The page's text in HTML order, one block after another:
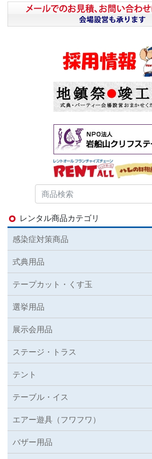
レンタル商品カテゴリ
感染症対策商品
式典用品
テープカット・くす玉
選挙用品
展示会用品
ステージ・トラス
テント
テーブル・イス
エアー遊具（フワフワ）
バザー用品